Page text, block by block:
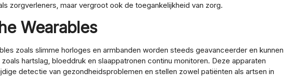
zorgverleners, maar vergroot ook de toegankelijkheid van zorg.
Wearables
zoals slimme horloges en armbanden worden steeds geavanceerder en kunnen
hartslag, bloeddruk en slaappatronen continu monitoren. Deze apparaten
detectie van gezondheidsproblemen en stellen zowel patiënten als artsen in